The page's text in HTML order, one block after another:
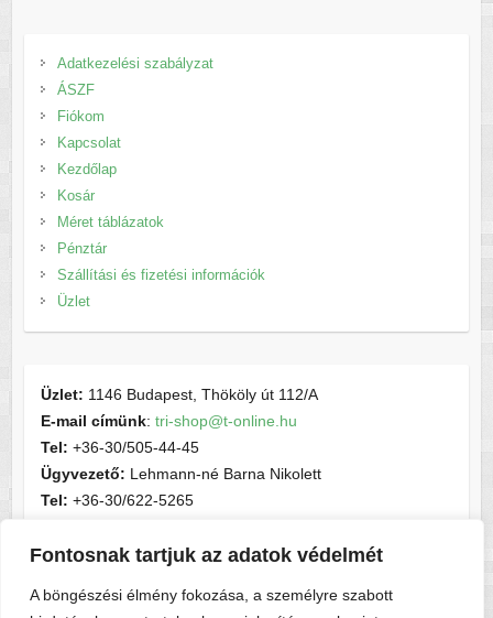
Fontosnak tartjuk az adatok védelmét
A böngészési élmény fokozása, a személyre szabott
Adatkezelési szabályzat
ÁSZF
Fiókom
Kapcsolat
Kezdőlap
Kosár
Méret táblázatok
Pénztár
Szállítási és fizetési információk
Üzlet
Üzlet: 1146 Budapest, Thököly út 112/A
E-mail címünk: tri-shop@t-online.hu
Tel: +36-30/505-44-45
Ügyvezető: Lehmann-né Barna Nikolett
Tel: +36-30/622-5265
Cégjegyzékszám:cg05-06-015156